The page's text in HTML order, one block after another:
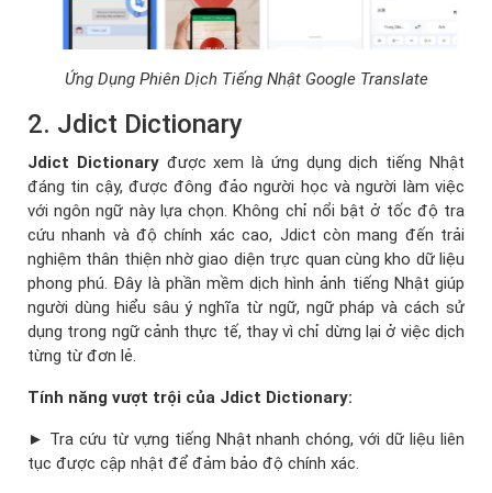
Ứng Dụng Phiên Dịch Tiếng Nhật Google Translate
2. Jdict Dictionary
Jdict Dictionaryđược xem là ứng dụng dịch tiếng Nhật
đáng tin cậy, được đông đảo người học và người làm việc
với ngôn ngữ này lựa chọn. Không chỉ nổi bật ở tốc độ tra
cứu nhanh và độ chính xác cao, Jdict còn mang đến trải
nghiệm thân thiện nhờ giao diện trực quan cùng kho dữ liệu
phong phú. Đây là phần mềm dịch hình ảnh tiếng Nhật giúp
người dùng hiểu sâu ý nghĩa từ ngữ, ngữ pháp và cách sử
dụng trong ngữ cảnh thực tế, thay vì chỉ dừng lại ở việc dịch
từng từ đơn lẻ.
Tính năng vượt trội của Jdict Dictionary:
► Tra cứu từ vựng tiếng Nhật nhanh chóng, với dữ liệu liên
tục được cập nhật để đảm bảo độ chính xác.